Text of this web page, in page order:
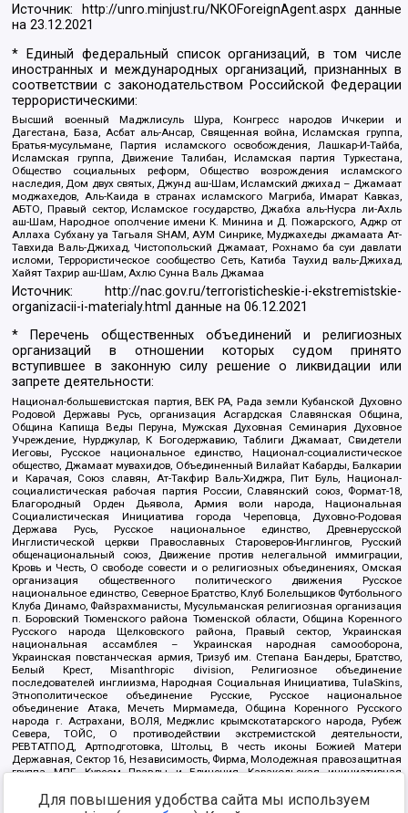
Источник: http://unro.minjust.ru/NKOForeignAgent.aspxданные
на23.12.2021
* Единый федеральный список организаций, в том числе
иностранных и международных организаций, признанных в
соответствии с законодательством Российской Федерации
террористическими:
Высший военный Маджлисуль Шура, Конгресс народов Ичкерии и
Дагестана, База, Асбат аль-Ансар, Священная война, Исламская группа,
Братья-мусульмане, Партия исламского освобождения, Лашкар-И-Тайба,
Исламская группа, Движение Талибан, Исламская партия Туркестана,
Общество социальных реформ, Общество возрождения исламского
наследия, Дом двух святых, Джунд аш-Шам, Исламский джихад – Джамаат
моджахедов, Аль-Каида в странах исламского Магриба, Имарат Кавказ,
АБТО, Правый сектор, Исламское государство, Джабха аль-Нусра ли-Ахль
аш-Шам, Народное ополчение имени К. Минина и Д. Пожарского, Аджр от
Аллаха Субхану уа Тагьаля SHAM, АУМ Синрике, Муджахеды джамаата Ат-
Тавхида Валь-Джихад, Чистопольский Джамаат, Рохнамо ба суи давлати
исломи, Террористическое сообщество Сеть, Катиба Таухид валь-Джихад,
Хайят Тахрир аш-Шам, Ахлю Сунна Валь Джамаа
Источник:
http://nac.gov.ru/terroristicheskie-i-ekstremistskie-
organizacii-i-materialy.html данные на06.12.2021
* Перечень общественных объединений и религиозных
организаций в отношении которых судом принято
вступившее в законную силу решение о ликвидации или
запрете деятельности:
Национал-большевистская партия, ВЕК РА, Рада земли Кубанской Духовно
Родовой Державы Русь, организация Асгардская Славянская Община,
Община Капища Веды Перуна, Мужская Духовная Семинария Духовное
Учреждение, Нурджулар, К Богодержавию, Таблиги Джамаат, Свидетели
Иеговы, Русское национальное единство, Национал-социалистическое
общество, Джамаат мувахидов, Объединенный Вилайат Кабарды, Балкарии
и Карачая, Союз славян, Ат-Такфир Валь-Хиджра, Пит Буль, Национал-
социалистическая рабочая партия России, Славянский союз, Формат-18,
Благородный Орден Дьявола, Армия воли народа, Национальная
Социалистическая Инициатива города Череповца, Духовно-Родовая
Держава Русь, Русское национальное единство, Древнерусской
Инглистической церкви Православных Староверов-Инглингов, Русский
общенациональный союз, Движение против нелегальной иммиграции,
Кровь и Честь, О свободе совести и о религиозных объединениях, Омская
организация общественного политического движения Русское
национальное единство, Северное Братство, Клуб Болельщиков Футбольного
Клуба Динамо, Файзрахманисты, Мусульманская религиозная организация
п. Боровский Тюменского района Тюменской области, Община Коренного
Русского народа Щелковского района, Правый сектор, Украинская
национальная ассамблея – Украинская народная самооборона,
Украинская повстанческая армия, Тризуб им. Степана Бандеры, Братство,
Белый Крест, Misanthropic division, Религиозное объединение
последователей инглиизма, Народная Социальная Инициатива, TulaSkins,
Этнополитическое объединение Русские, Русское национальное
объединение Атака, Мечеть Мирмамеда, Община Коренного Русского
народа г. Астрахани, ВОЛЯ, Меджлис крымскотатарского народа, Рубеж
Севера, ТОЙС, О противодействии экстремистской деятельности,
РЕВТАТПОД, Артподготовка, Штольц, В честь иконы Божией Матери
Державная, Сектор 16, Независимость, Фирма, Молодежная правозащитная
группа МПГ, Курсом Правды и Единения, Каракольская инициативная
Благотворительный пансионат Ак Умут, Русская республика Русь,
Арестантское уголовное единство, Башкорт, Нация и свобода, W.H.С., Фалунь
Для повышения удобства сайта мы используем